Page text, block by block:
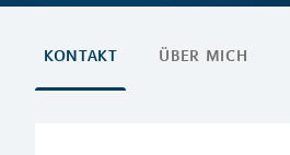
KONTAKT ÜBER MICH